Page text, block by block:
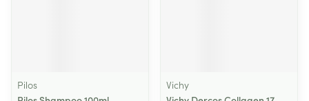
Pilos
Vichy